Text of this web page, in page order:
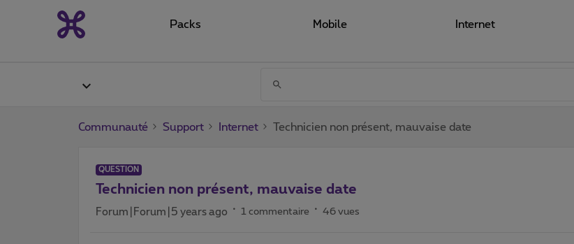
Packs Mobile Internet
Communauté Support Internet Technicien non présent, mauvaise date
QUESTION
Technicien non présent, mauvaise date
Forum|Forum|5 years ago 1 commentaire 46 vues